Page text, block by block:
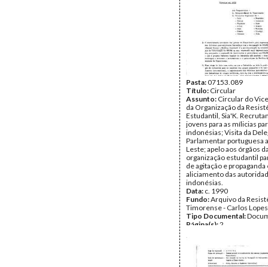
Pasta:07153.089
Título: Circular
Assunto: Circular do
da Organização da
Estudantil, Sia'K.
jovens para as mílicias
indonésias; Visita da
Parlamentar portuguesa
Leste; apelo aos órgãos
organização estudantil
de agitação e propaganda
aliciamento das
indonésias.
Data: c. 1990
Fundo:Arquivo da
Timorense - Carlos Lopes
Tipo Documental:
Página(s):2